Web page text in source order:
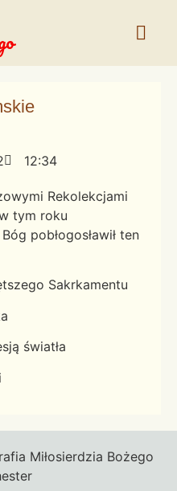
12:34
Rekolekcjami
tym roku
pobłogosławił ten
Sakrkamentu
światła
Miłosierdzia Bożego